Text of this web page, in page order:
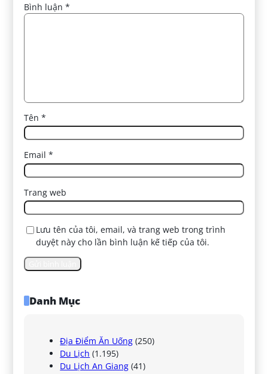
Bình luận*
Tên*
Email*
Trang web
Lưu tên của tôi, email, và trang web trong trình
duyệt này cho lần bình luận kế tiếp của tôi.
Danh Mục
Địa Điểm Ăn Uống (250)
Du Lịch (1.195)
Du Lịch An Giang (41)